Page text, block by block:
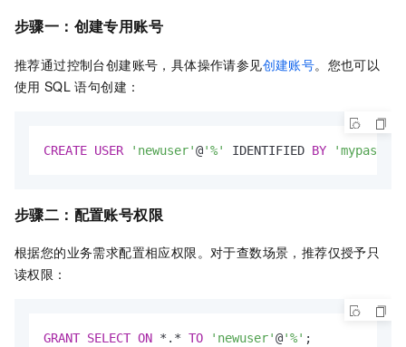
步骤一：创建专用账号
推荐通过控制台创建账号，具体操作请参见创建账号。您也可以
使用 SQL 语句创建：
CREATE USER 'newuser'@'%' IDENTIFIED BY
步骤二：配置账号权限
根据您的业务需求配置相应权限。对于查数场景，推荐仅授予只
读权限：
GRANT SELECT ON * . * TO 'newuser'@'%' ;